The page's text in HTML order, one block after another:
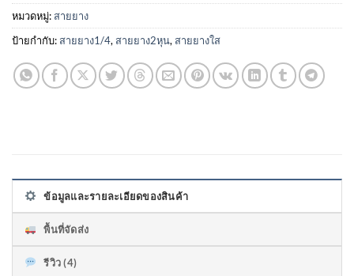
หมวดหมู่: สายยาง
ป้ายกำกับ: สายยาง1/4, สายยาง2หุน, สายยางใส
ข้อมูลและรายละเอียดของสินค้า
พื้นที่จัดส่ง
รีวิว (4)